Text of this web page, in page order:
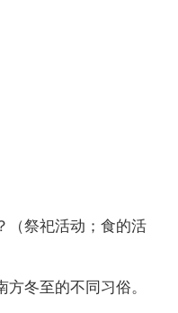
（祭祀活动；食的活
冬至的不同习俗。